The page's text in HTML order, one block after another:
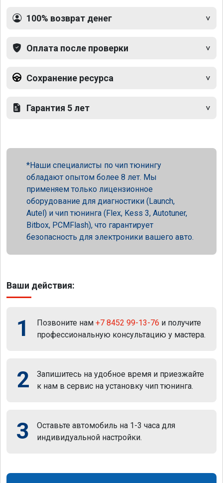
100% возврат денег
Оплата после проверки
Сохранение ресурса
Гарантия 5 лет
Наши специалисты по чип тюнингу
обладают опытом более 8 лет. Мы
применяем только лицензионное
оборудование для диагностики (Launch,
Autel) и чип тюнинга (Flex, Kess 3, Autotuner,
Bitbox, PCMFlash), что гарантирует
безопасность для электроники вашего авто.
Ваши действия:
1 Позвоните нам +7 8452 99-13-76 и получите
профессиональную консультацию у мастера.
2
Запишитесь на удобное время и приезжайте
к нам в сервис на установку чип тюнинга.
3
Оставьте автомобиль на 1-3 часа для
индивидуальной настройки.